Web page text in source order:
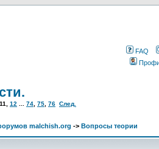
FAQ
11 12 74 75 76 След.
malchish.org -> Вопросы теории